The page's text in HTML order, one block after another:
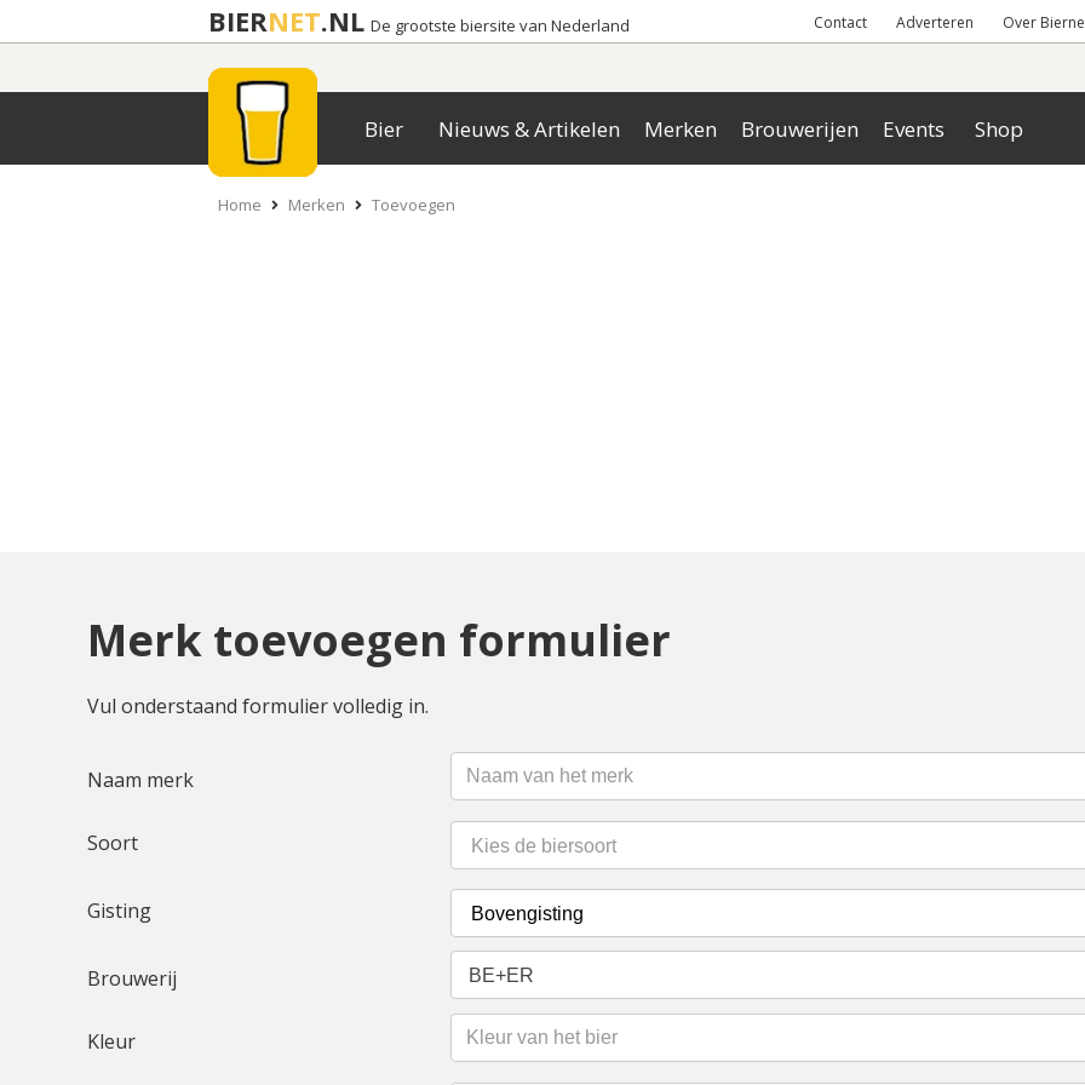
BIERNET.NL De grootste biersite van Nederland Contact Adverteren Over
Bier Nieuws & Artikelen Merken Brouwerijen Events Shop
Home Merken Toevoegen
Merk toevoegen formulier
Vul onderstaand formulier volledig in.
Naam merk
Soort
Gisting
Brouwerij BE+ER
Kleur